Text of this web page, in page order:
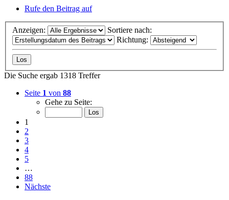
Rufe den Beitrag auf
Anzeigen:
Sortiere nach:
Richtung:
Die Suche ergab 1318 Treffer
Seite 1 von 88
Gehe zu Seite:
1
2
3
4
5
…
88
Nächste